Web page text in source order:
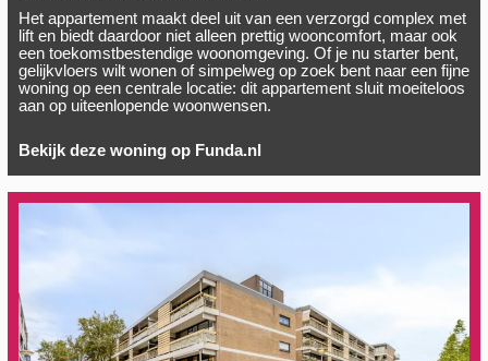
Het appartement maakt deel uit van een verzorgd complex met
lift en biedt daardoor niet alleen prettig wooncomfort, maar ook
een toekomstbestendige woonomgeving. Of je nu starter bent,
gelijkvloers wilt wonen of simpelweg op zoek bent naar een fijne
woning op een centrale locatie: dit appartement sluit moeiteloos
aan op uiteenlopende woonwensen.
Bekijk deze woning op Funda.nl